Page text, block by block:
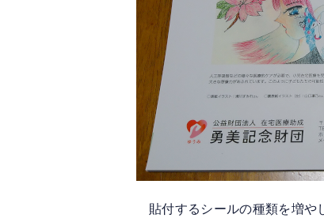
貼付するシールの種類を増や